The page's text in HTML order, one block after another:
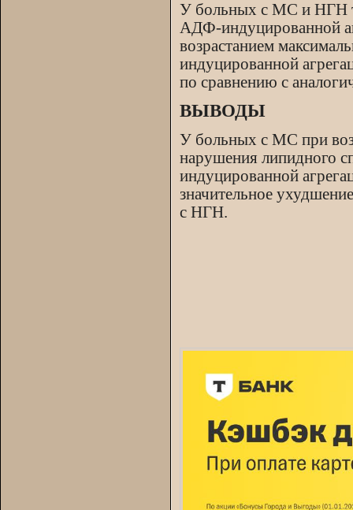
У больных с МС и НГН
АДФ-индуцированной
возрастанием
индуцированной
по сравнению с
ВЫВОДЫ
У больных с МС при
нарушения липидного
индуцированной
значительное
с НГН.